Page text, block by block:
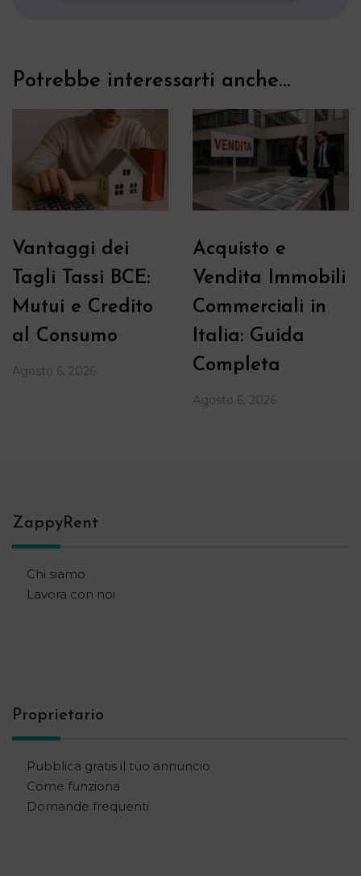
Potrebbe interessarti anche...
Vantaggi dei
Tagli Tassi BCE:
Mutui e Credito
al Consumo
Agosto 6, 2026
Acquisto e
Vendita Immobili
Commerciali in
Italia: Guida
Completa
Agosto 6, 2026
ZappyRent
Chi siamo
Lavora con noi
Proprietario
Pubblica gratis il tuo annuncio
Come funziona
Domande frequenti